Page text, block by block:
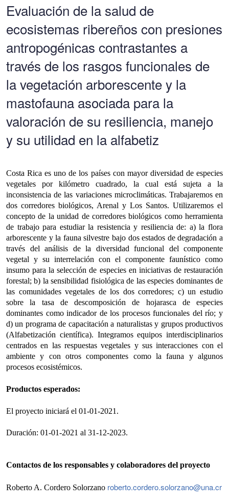
Evaluación de la salud de
ecosistemas ribereños con presiones
antropogénicas contrastantes a
través de los rasgos funcionales de
la vegetación arborescente y la
mastofauna asociada para la
valoración de su resiliencia, manejo
y su utilidad en la alfabetiz
Costa Rica es uno de los países con mayor diversidad de especies
vegetales por kilómetro cuadrado, la cual está sujeta a la
inconsistencia de las variaciones microclimáticas. Trabajaremos en
dos corredores biológicos, Arenal y Los Santos. Utilizaremos el
concepto de la unidad de corredores biológicos como herramienta
de trabajo para estudiar la resistencia y resiliencia de: a) la flora
arborescente y la fauna silvestre bajo dos estados de degradación a
través del análisis de la diversidad funcional del componente
vegetal y su interrelación con el componente faunístico como
insumo para la selección de especies en iniciativas de restauración
forestal; b) la sensibilidad fisiológica de las especies dominantes de
las comunidades vegetales de los dos corredores; c) un estudio
sobre la tasa de descomposición de hojarasca de especies
dominantes como indicador de los procesos funcionales del río; y
d) un programa de capacitación a naturalistas y grupos productivos
(Alfabetización científica). Integramos equipos interdisciplinarios
centrados en las respuestas vegetales y sus interacciones con el
ambiente y con otros componentes como la fauna y algunos
procesos ecosistémicos.
Productos esperados:
El proyecto iniciará el 01-01-2021.
Duración: 01-01-2021 al 31-12-2023.
Contactos de los responsables y colaboradores del proyecto
Roberto A. Cordero Solorzano roberto.cordero.solorzano@una.cr